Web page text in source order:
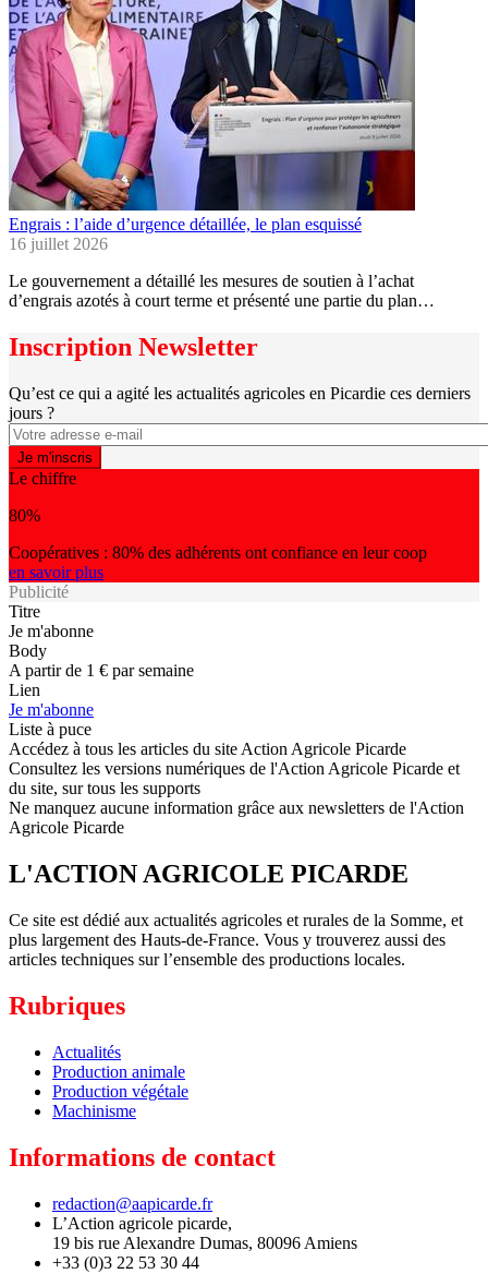
Engrais : l’aide d’urgence détaillée, le plan esquissé
16 juillet 2026
Le gouvernement a détaillé les mesures de soutien à l’achat
d’engrais azotés à court terme et présenté une partie du plan…
Inscription Newsletter
Qu’est ce qui a agité les actualités agricoles en Picardie ces derniers
jours ?
Le chiffre
80%
Coopératives : 80% des adhérents ont confiance en leur coop
en savoir plus
Publicité
Titre
Je m'abonne
Body
A partir de 1 € par semaine
Lien
Je m'abonne
Liste à puce
Accédez à tous les articles du site Action Agricole Picarde
Consultez les versions numériques de l'Action Agricole Picarde et
du site, sur tous les supports
Ne manquez aucune information grâce aux newsletters de l'Action
Agricole Picarde
L'ACTION AGRICOLE PICARDE
Ce site est dédié aux actualités agricoles et rurales de la Somme, et
plus largement des Hauts-de-France. Vous y trouverez aussi des
articles techniques sur l’ensemble des productions locales.
Rubriques
Actualités
Production animale
Production végétale
Machinisme
Informations de contact
redaction@aapicarde.fr
L’Action agricole picarde,
19 bis rue Alexandre Dumas, 80096 Amiens
+33 (0)3 22 53 30 44